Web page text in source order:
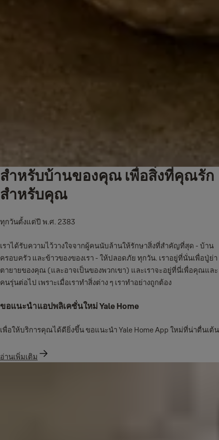
สำหรับบ้านของคุณ เพื่อสิ่งที่คุณรัก
สำหรับคุณ
ทุกวันตั้งแต่ปี พ.ศ. 2383
เราได้รับความไว้วางใจจากผู้คนนับล้านให้รักษาสิ่งที่สำคัญที่สุด - บ้าน
ครอบครัว และข้าวของของเรา - ให้ปลอดภัย ทุกวัน. เราอยู่ที่นั่นเพื่อปู่ย่า
ตายายของคุณ (และอาจเป็นของพวกเขา) และเราจะอยู่ที่นี่เพื่อคุณและ
คนรุ่นต่อไป เพราะเมื่อเราทำสิ่งต่าง ๆ เราทำอย่างถูกต้อง
ขอแนะนำแอปพลิเคชั่นใหม่ Yale Home
เพื่อให้บริการคุณได้ดียิ่งขึ้น ขอแนะนำ Yale Home App ใหม่ที่น่าตื่นเต้น
อ่านเพิ่มเติม